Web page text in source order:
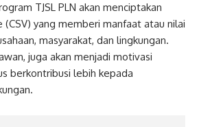
TJSL PLN akan menciptakan
(CSV) yang memberi manfaat atau nilai
masyarakat, dan lingkungan.
juga akan menjadi motivasi
berkontribusi lebih kepada